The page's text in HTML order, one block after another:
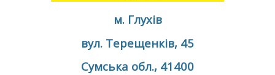
м. Глухів
вул. Терещенків, 45
Сумська обл., 41400